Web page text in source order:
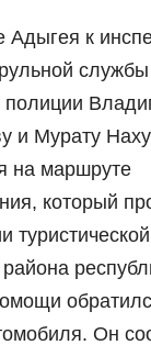
Адыгея к
полиции
и Мурату
на маршруте
который
Он